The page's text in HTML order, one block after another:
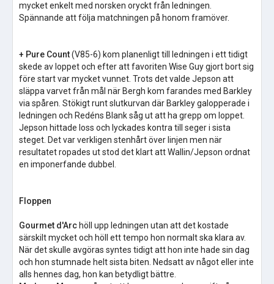
mycket enkelt med norsken oryckt från ledningen.
Spännande att följa matchningen på honom framöver.
+ Pure Count(V85-6) kom planenligt till ledningen i ett tidigt
skede av loppet och efter att favoriten Wise Guy gjort bort sig
före start var mycket vunnet. Trots det valde Jepson att
släppa varvet från mål när Bergh kom farandes med Barkley
via spåren. Stökigt runt slutkurvan där Barkley galopperade i
ledningen och Redéns Blank såg ut att ha grepp om loppet.
Jepson hittade loss och lyckades kontra till seger i sista
steget. Det var verkligen stenhårt över linjen men när
resultatet ropades ut stod det klart att Wallin/Jepson ordnat
en imponerfande dubbel.
Floppen
Gourmet d'Arc höll upp ledningen utan att det kostade
särskilt mycket och höll ett tempo hon normalt ska klara av.
När det skulle avgöras syntes tidigt att hon inte hade sin dag
och hon stumnade helt sista biten. Nedsatt av något eller inte
alls hennes dag, hon kan betydligt bättre.